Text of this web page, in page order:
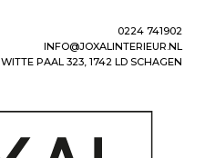
0224 741902
INFO@JOXALINTERIEUR.NL
WITTE PAAL 323, 1742 LD SCHAGEN